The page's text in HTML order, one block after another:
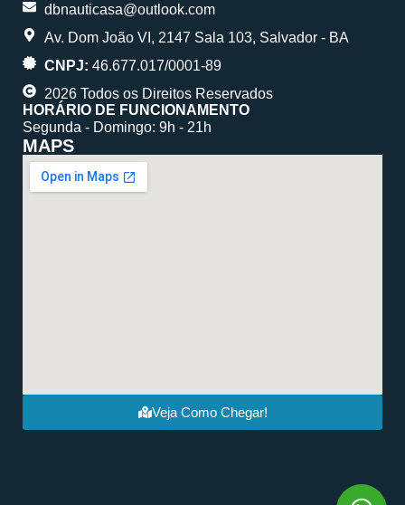
dbnauticasa@outlook.com
Av. Dom João VI, 2147 Sala 103, Salvador - BA
CNPJ: 46.677.017/0001-89
2026 Todos os Direitos Reservados
HORÁRIO DE FUNCIONAMENTO
Segunda - Domingo: 9h - 21h
MAPS
Veja Como Chegar!